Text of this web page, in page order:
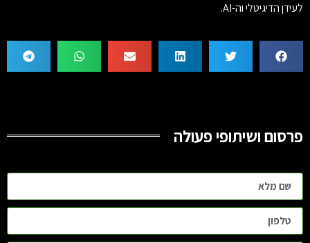
לעידן הדיגיטלי וה-AI.
פרסום ושיתופי פעולה